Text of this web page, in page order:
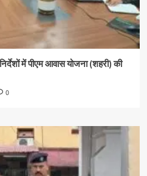
में पीएम आवास योजना (शहरी) की
0